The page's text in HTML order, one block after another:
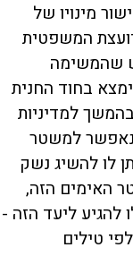
מינויו של
המשפטית
שהמשימה
בחוד החנית
למדיניות
נאפשר למשטר
לו להשיג נשק
האימים הזה,
להגיע ליעד הזה -
טילים